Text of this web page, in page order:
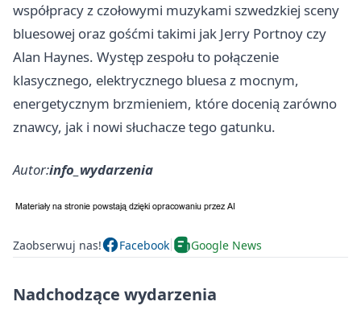
współpracy z czołowymi muzykami szwedzkiej sceny
bluesowej oraz gośćmi takimi jak Jerry Portnoy czy
Alan Haynes. Występ zespołu to połączenie
klasycznego, elektrycznego bluesa z mocnym,
energetycznym brzmieniem, które docenią zarówno
znawcy, jak i nowi słuchacze tego gatunku.
Autor:info_wydarzenia
Zaobserwuj nas! Facebook Google News
Nadchodzące wydarzenia